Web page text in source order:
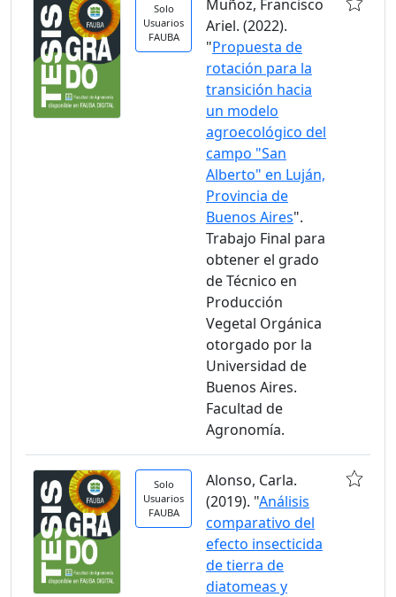
Solo
Usuarios
FAUBA
Muñoz, Francisco
Ariel. (2022).
"Propuesta de
rotación para la
transición hacia
un modelo
agroecológico del
campo "San
Alberto" en Luján,
Provincia de
Buenos Aires".
Trabajo Final para
obtener el grado
de Técnico en
Producción
Vegetal Orgánica
otorgado por la
Universidad de
Buenos Aires.
Facultad de
Agronomía.
Solo
Usuarios
FAUBA
Alonso, Carla.
(2019). "Análisis
comparativo del
efecto insecticida
de tierra de
diatomeas y